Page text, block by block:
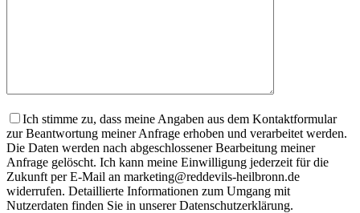
Ich stimme zu, dass meine Angaben aus dem Kontaktformular
zur Beantwortung meiner Anfrage erhoben und verarbeitet werden.
Die Daten werden nach abgeschlossener Bearbeitung meiner
Anfrage gelöscht. Ich kann meine Einwilligung jederzeit für die
Zukunft per E-Mail an marketing@reddevils-heilbronn.de
widerrufen. Detaillierte Informationen zum Umgang mit
Nutzerdaten finden Sie in unserer Datenschutzerklärung.